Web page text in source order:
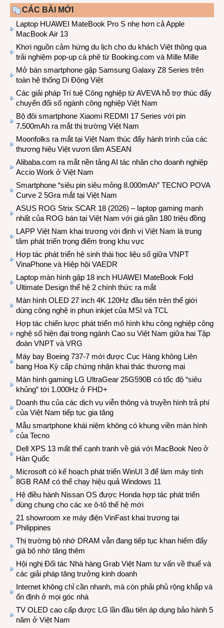
CÁC BÀI MỚI
Laptop HUAWEI MateBook Pro S nhẹ hơn cả Apple
MacBook Air 13
Khơi nguồn cảm hứng du lịch cho du khách Việt thông qua
trải nghiệm pop-up cà phê từ Booking.com và Mille Mille
Mở bán smartphone gập Samsung Galaxy Z8 Series trên
toàn hệ thống Di Động Việt
Các giải pháp Trí tuệ Công nghiệp từ AVEVA hỗ trợ thúc đẩy
chuyển đổi số ngành công nghiệp Việt Nam
Bộ đôi smartphone Xiaomi REDMI 17 Series với pin
7.500mAh ra mắt thị trường Việt Nam
Moonfolks ra mắt tại Việt Nam thúc đẩy hành trình của các
thương hiệu Việt vươn tầm ASEAN
Alibaba.com ra mắt nền tảng AI tác nhân cho doanh nghiệp
Accio Work ở Việt Nam
Smartphone “siêu pin siêu mỏng 8.000mAh” TECNO POVA
Curve 2 5Gra mắt tại Việt Nam
ASUS ROG Strix SCAR 18 (2026) – laptop gaming mạnh
nhất của ROG bán tại Việt Nam với giá gần 180 triệu đồng
LAPP Việt Nam khai trương với định vị Việt Nam là trung
tâm phát triển trọng điểm trong khu vực
Hợp tác phát triển hệ sinh thái học liệu số giữa VNPT
VinaPhone và Hiệp hội VAEDR
Laptop màn hình gập 18 inch HUAWEI MateBook Fold
Ultimate Design thế hệ 2 chính thức ra mắt
Màn hình OLED 27 inch 4K 120Hz đầu tiên trên thế giới
dùng công nghệ in phun inkjet của MSI và TCL
Hợp tác chiến lược phát triển mô hình khu công nghiệp công
nghệ số hiện đại trong ngành Cao su Việt Nam giữa hai Tập
đoàn VNPT và VRG
Máy bay Boeing 737-7 mới được Cục Hàng không Liên
bang Hoa Kỳ cấp chứng nhận khai thác thương mại
Màn hình gaming LG UltraGear 25G590B có tốc độ “siêu
khủng” tới 1.000Hz ở FHD+
Doanh thu của các dịch vụ viễn thông và truyền hình trả phí
của Việt Nam tiếp tục gia tăng
Mẫu smartphone khái niệm không có khung viền màn hình
của Tecno
Dell XPS 13 mất thế cạnh tranh về giá với MacBook Neo ở
Hàn Quốc
Microsoft có kế hoạch phát triển WinUI 3 để làm máy tính
8GB RAM có thể chạy hiệu quả Windows 11
Hệ điều hành Nissan OS được Honda hợp tác phát triển
dùng chung cho các xe ô-tô thế hệ mới
21 showroom xe máy điện VinFast khai trương tại
Philippines
Thị trường bộ nhớ DRAM vẫn đang tiếp tục khan hiếm đẩy
giá bộ nhớ tăng thêm
Hội nghị Đối tác Nhà hàng Grab Việt Nam tư vấn về thuế và
các giải pháp tăng trưởng kinh doanh
Internet không chỉ cần nhanh, mà còn phải phủ rộng khắp và
ổn định ở mọi góc nhà
TV OLED cao cấp được LG lần đầu tiên áp dụng bảo hành 5
năm ở Việt Nam